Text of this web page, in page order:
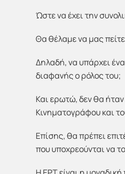
Ώστε να έχει την
Θα θέλαμε να μας
Δηλαδή, να υπάρχει
διαφανής ο ρόλος του;
Και ερωτώ, δεν θα
Κινηματογράφου και
Επίσης, θα πρέπει
που υποχρεούνται να